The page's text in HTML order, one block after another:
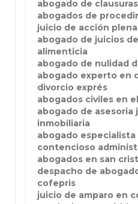
abogado de
abogados de
juicio de acción
abogado de juicios
alimenticia
abogado de nulidad
abogado experto en
divorcio exprés
abogados civiles en
abogado de asesoria
inmobiliaria
abogado especialista
contencioso
abogados en san
despacho de
cofepris
juicio de amparo en